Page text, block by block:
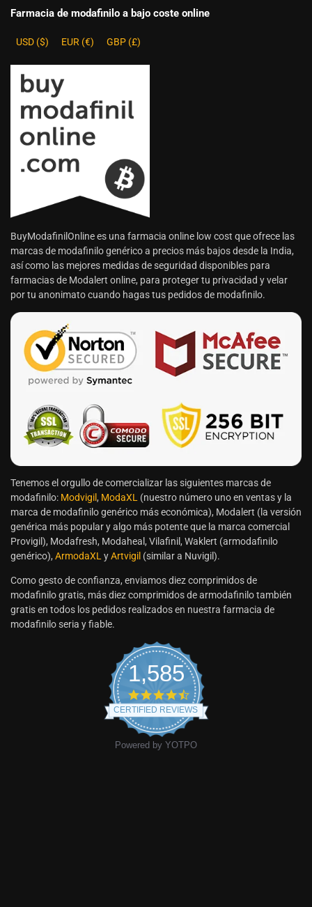
Farmacia de modafinilo a bajo coste online
USD ($) EUR (€) GBP (£)
BuyModafinilOnline es una farmacia online low cost que ofrece las
marcas de modafinilo genérico a precios más bajos desde la India,
así como las mejores medidas de seguridad disponibles para
farmacias de Modalert online, para proteger tu privacidad y velar
por tu anonimato cuando hagas tus pedidos de modafinilo.
Tenemos el orgullo de comercializar las siguientes marcas de
modafinilo: Modvigil , ModaXL (nuestro número uno en ventas y la
marca de modafinilo genérico más económica), Modalert (la versión
genérica más popular y algo más potente que la marca comercial
Provigil), Modafresh, Modaheal, Vilafinil, Waklert (armodafinilo
genérico), ArmodaXL yArtvigil (similar a Nuvigil).
Como gesto de confianza, enviamos diez comprimidos de
modafinilo gratis, más diez comprimidos de armodafinilo también
gratis en todos los pedidos realizados en nuestra farmacia de
modafinilo seria y fiable.
1,585
CERTIFIED REVIEWS
Powered by YOTPO